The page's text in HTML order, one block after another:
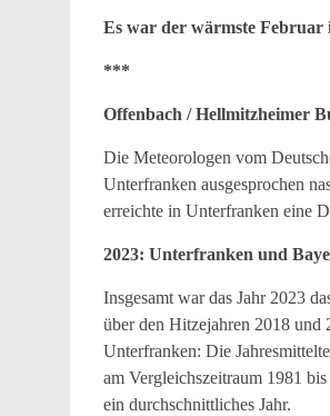
Es war der wärmste Februar
***
Offenbach / Hellmitzheimer
Die Meteorologen vom
Unterfranken ausgesprochen
erreichte in Unterfranken eine
2023: Unterfranken und
Insgesamt war das Jahr 2023
über den Hitzejahren 2018 und
Unterfranken: Die
am Vergleichszeitraum 1981
ein durchschnittliches Jahr.